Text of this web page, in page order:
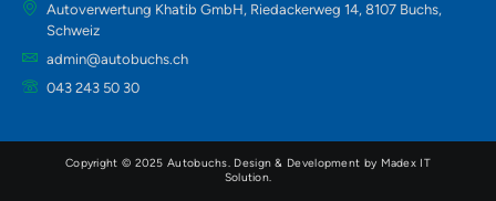
Autoverwertung Khatib GmbH, Riedackerweg 14, 8107 Buchs,
Schweiz
admin@autobuchs.ch
043 243 50 30
Copyright © 2025 Autobuchs. Design & Development by Madex IT
Solution.